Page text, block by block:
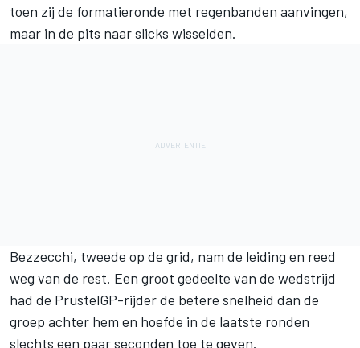
toen zij de formatieronde met regenbanden aanvingen,
maar in de pits naar slicks wisselden.
Bezzecchi, tweede op de grid, nam de leiding en reed
weg van de rest. Een groot gedeelte van de wedstrijd
had de PrustelGP-rijder de betere snelheid dan de
groep achter hem en hoefde in de laatste ronden
slechts een paar seconden toe te geven.